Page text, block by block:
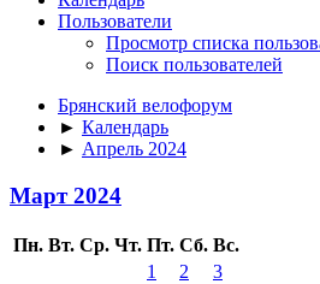
Пользователи
Просмотр списка
Поиск пользователей
Брянский велофорум
► Календарь
► Апрель 2024
Март 2024
Пн. Вт. Ср. Чт. Пт. Сб. Вс.
1
2
3